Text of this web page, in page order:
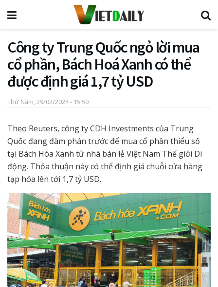
Công ty Trung Quốc ngỏ lời mua
cổ phần, Bách Hoá Xanh có thể
được định giá 1,7 tỷ USD
Thứ Năm, 29/02/2024 - 15:50
Theo Reuters, công ty CDH Investments của Trung
Quốc đang đàm phán trước để mua cổ phần thiểu số
tại Bách Hóa Xanh từ nhà bán lẻ Việt Nam Thế giới Di
động. Thỏa thuận này có thể định giá chuỗi cửa hàng
tạp hóa lên tới 1,7 tỷ USD.